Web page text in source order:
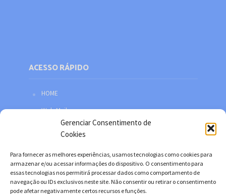
Gerenciar Consentimento de
Cookies
Para fornecer as melhores experiências, usamos tecnologias como cookies para
armazenar e/ou acessar informações do dispositivo. O consentimento para
essas tecnologias nos permitirá processar dados como comportamento de
navegação ou IDs exclusivos neste site. Não consentir ou retirar o consentimento
pode afetar negativamente certos recursos e funções.
ACESSO RÁPIDO
HOME
Web Mail
Política de privacidade
Facebook
Twitter